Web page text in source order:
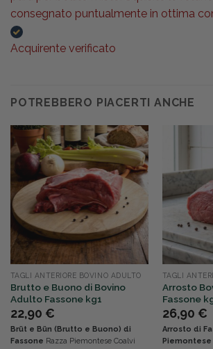
consegnato puntualmente in ottima
Acquirente verificato
POTREBBERO PIACERTI ANCHE
TAGLI ANTERIORE BOVINO ADULTO
Brutto e Buono di Bovino
Adulto Fassone kg1
22,90 €
Brüt e Bün (Brutto e Buono) di
Fassone Razza Piemontese Coalvi
TAGLI
Arrosto
Fassone
26,90 €
Arrosto di